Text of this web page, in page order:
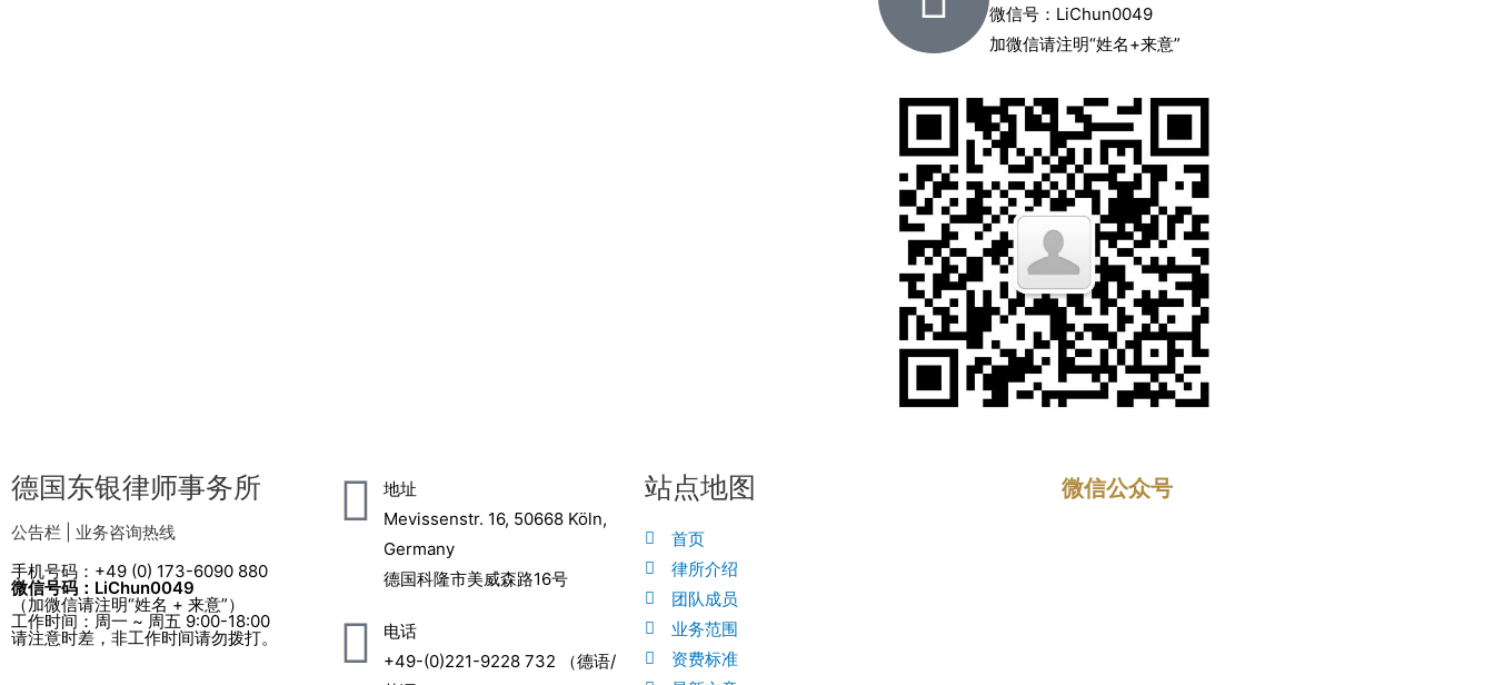
微信号：LiChun0049
加微信请注明“姓名+来意”
德国东银律师事务所
公告栏 | 业务咨询热线
手机号码：+49 (0) 173-6090 880
微信号码：LiChun0049
（加微信请注明“姓名 + 来意”）
工作时间：周一 ~ 周五 9:00-18:00
请注意时差，非工作时间请勿拨打。
地址
Mevissenstr. 16, 50668 Köln,
Germany
德国科隆市美威森路16号
电话
+49-(0)221-9228 732 （德语/
站点地图
首页
律所介绍
团队成员
业务范围
资费标准
微信公众号